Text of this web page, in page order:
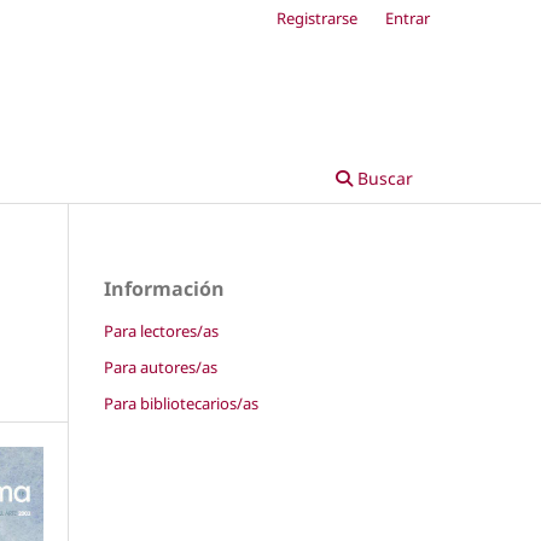
Buscar
Registrarse Entrar
Información
Para lectores/as
Para autores/as
Para bibliotecarios/as